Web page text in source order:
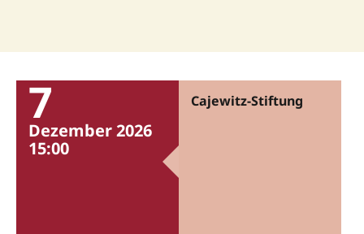
7
Dezember 2026
15:00
Cajewitz-Stiftung